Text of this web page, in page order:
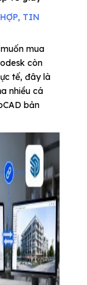
, TIN
mua
còn
tế, đây là
nhiều cá
bản